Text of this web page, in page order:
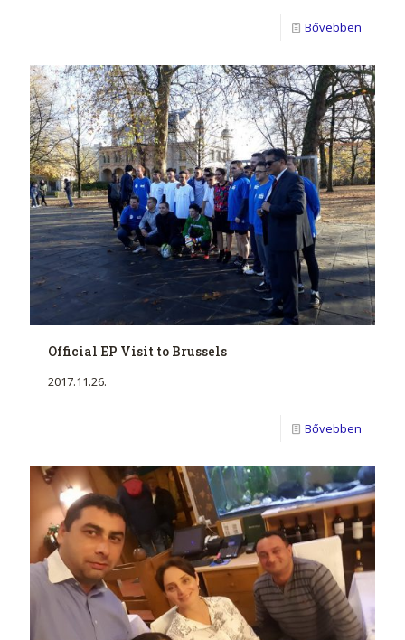
Bővebben
Official EP Visit to Brussels
2017.11.26.
Bővebben